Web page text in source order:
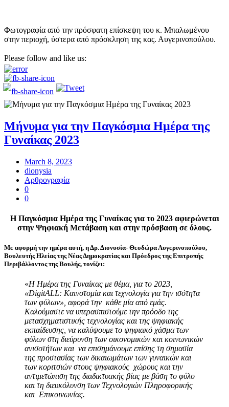
Φωτογραφία από την πρόσφατη επίσκεψη του κ. Μπαλωμένου
στην περιοχή, ύστερα από πρόσκληση της κας. Αυγερινοπούλου.
Please follow and like us:
Μήνυμα για την Παγκόσμια Ημέρα της
Γυναίκας 2023
March 8, 2023
dionysia
Αρθρογραφία
0
0
Η Παγκόσμια Ημέρα της Γυναίκας για το 2023 αφιερώνεται
στην Ψηφιακή Μετάβαση και στην πρόσβαση σε όλους.
Με αφορμή την ημέρα αυτή, η Δρ. Διονυσία- Θεοδώρα Αυγερινοπούλου,
Βουλευτής Ηλείας της Νέας Δημοκρατίας και Πρόεδρος της Επιτροπής
Περιβάλλοντος της Βουλής, τονίζει:
«Η Ημέρα της Γυναίκας με θέμα, για το 2023,
«DigitALL: Καινοτομία και τεχνολογία για την ισότητα
των φύλων», αφορά την κάθε μία από εμάς.
Καλούμαστε να υπερασπιστούμε την πρόοδο της
μετασχηματιστικής τεχνολογίας και της ψηφιακής
εκπαίδευσης, να καλύψουμε το ψηφιακό χάσμα των
φύλων στη διεύρυνση των οικονομικών και κοινωνικών
ανισοτήτων και να επισημάνουμε επίσης τη σημασία
της προστασίας των δικαιωμάτων των γυναικών και
των κοριτσιών στους ψηφιακούς χώρους και την
αντιμετώπιση της διαδικτυακής βίας με βάση το φύλο
και τη διευκόλυνση των Τεχνολογιών Πληροφορικής
και Επικοινωνίας.